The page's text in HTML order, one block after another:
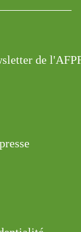
de l'AFPF